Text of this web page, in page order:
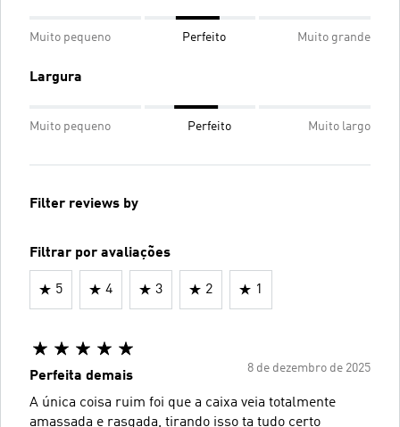
Muito pequeno Perfeito Muito grande
Largura
Muito pequeno Perfeito Muito largo
Filter reviews by
Filtrar por avaliações
5 4 3 2 1
8 de dezembro de 2025
Perfeita demais
A única coisa ruim foi que a caixa veia totalmente
amassada e rasgada, tirando isso ta tudo certo